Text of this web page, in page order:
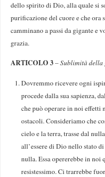
dello spirito di Dio, alla quale si
purificazione del cuore e che ora
camminano a passi da gigante e
grazia.
ARTICOLO 3–Sublimità della
Dovremmo ricevere ogni
procede dalla sua sapienza,
che può operare in noi
ostacoli. Consideriamo che
cielo e la terra, trasse dal
all’essere di Dio nello stato
nulla. Essa opererebbe in noi
resistessimo. Ci trarrebbe